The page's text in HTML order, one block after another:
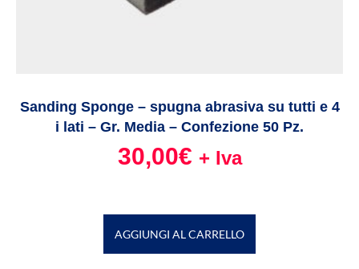
Sanding Sponge – spugna abrasiva su tutti e 4
i lati – Gr. Media – Confezione 50 Pz.
30,00€ + Iva
AGGIUNGI AL CARRELLO